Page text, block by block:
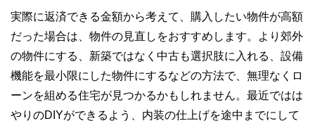
実際に返済できる金額から考えて、購入したい物件が高額
だった場合は、物件の見直しをおすすめします。より郊外
の物件にする、新築ではなく中古も選択肢に入れる、設備
機能を最小限にした物件にするなどの方法で、無理なくロ
ーンを組める住宅が見つかるかもしれません。最近ではは
やりのDIYができるよう、内装の仕上げを途中までにして